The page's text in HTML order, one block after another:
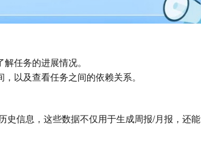
任务的进展情况。
以及查看任务之间的依赖关系。
史信息，这些数据不仅用于生成周报/月报，还能